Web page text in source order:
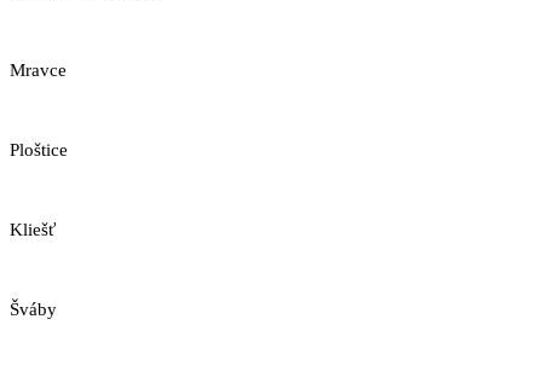
Mravce
Ploštice
Kliešť
Šváby